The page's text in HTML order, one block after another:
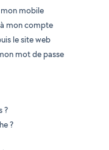
mon mobile
mon compte
le site web
mot de passe
?
?